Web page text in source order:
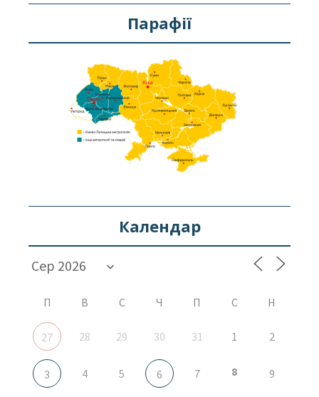
Парафії
Календар
П В С Ч П С Н
27 28 29 30 31 1 2
3 4 5 6 7 8 9